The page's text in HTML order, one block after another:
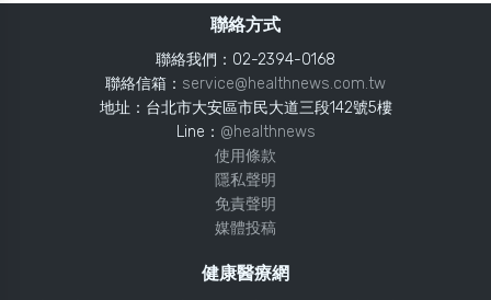
聯絡方式
聯絡我們：02-2394-0168
聯絡信箱： service@healthnews.com.tw
地址：台北市大安區市民大道三段142號5樓
Line： @healthnews
使用條款
隱私聲明
免責聲明
媒體投稿
健康醫療網